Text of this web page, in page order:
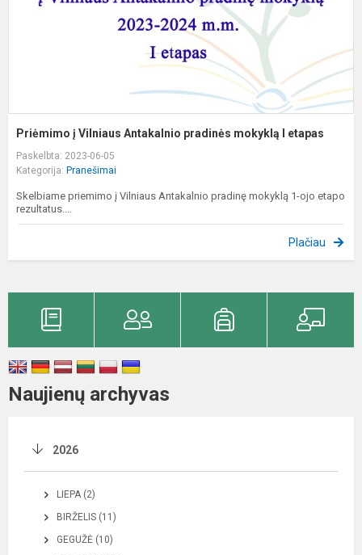
Priėmimo į Vilniaus Antakalnio pradinės mokyklą I etapas
Paskelbta: 2023-06-05
Kategorija: Pranešimai
Skelbiame priemimo į Vilniaus Antakalnio pradinę mokyklą 1-ojo etapo
rezultatus....
Plačiau
Naujienų archyvas
2026
LIEPA (2)
BIRŽELIS (11)
GEGUŽĖ (10)